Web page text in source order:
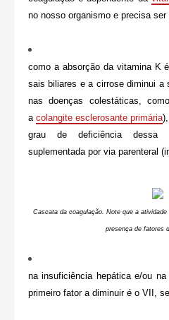
no nosso organismo e precisa
como a absorção da vitamina K
sais biliares e a cirrose diminui a
nas doenças colestáticas,
acolangite esclerosante primária
grau de deficiência dessa
suplementada por via parenteral
Cascata da coagulação. Note que a
presença de fatores
na insuficiência hepática e/ou
primeiro fator a diminuir é o VII,